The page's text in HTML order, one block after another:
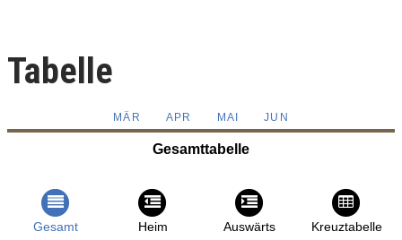
Tabelle
MÄR APR MAI JUN
Gesamttabelle
Gesamt Heim Auswärts Kreuztabelle